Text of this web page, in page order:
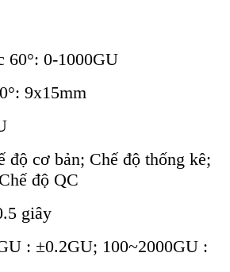
60°: 0-1000GU
9x15mm
độ cơ bản; Chế độ thống kê;
độ QC
giây
: ±0.2GU; 100~2000GU :